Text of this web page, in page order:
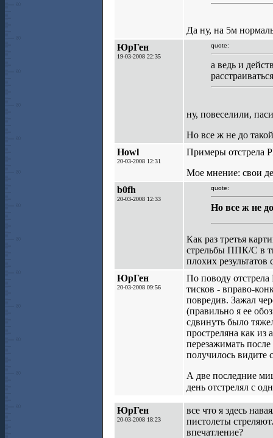
Да ну, на 5м
ЮрГен
19-03-2008 22:35
quote:
а ведь и
ну, повеселили,
Но все ж не до
Howl
20-03-2008 12:31
Примеры отстрела
Мое мнение: свои
b0fh
20-03-2008 12:33
quote:
Но все ж не
Как раз третья
стрельбы ППК/С в
плохих
ЮрГен
20-03-2008 09:56
По поводу отстрела
тисков - вправо-
повредив. Зажал
(правильно я ее
сдвинуть было
простреляна как из
перезажимать
получилось видите
А две последние
день отстрелял с
ЮрГен
20-03-2008 18:23
все что я здесь
пистолеты
впечатление?